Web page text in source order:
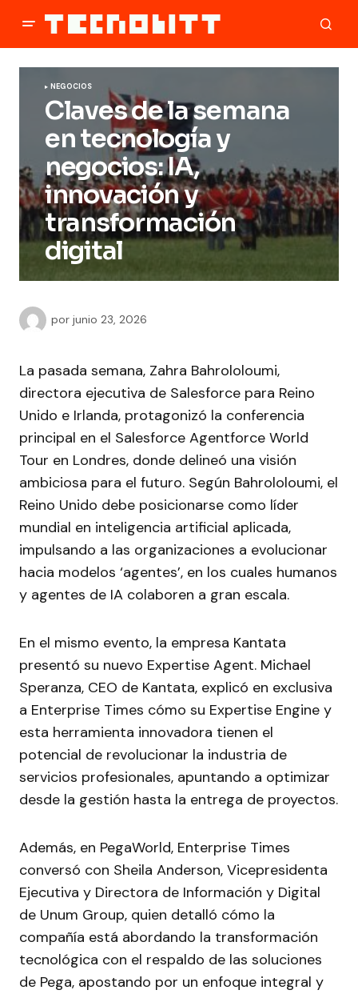
NEGOCIOS
Claves de la semana
en tecnología y
negocios: IA,
innovación y
transformación
digital
por junio 23, 2026
La pasada semana, Zahra Bahrololoumi,
directora ejecutiva de Salesforce para Reino
Unido e Irlanda, protagonizó la conferencia
principal en el Salesforce Agentforce World
Tour en Londres, donde delineó una visión
ambiciosa para el futuro. Según Bahrololoumi, el
Reino Unido debe posicionarse como líder
mundial en inteligencia artificial aplicada,
impulsando a las organizaciones a evolucionar
hacia modelos ‘agentes’, en los cuales humanos
y agentes de IA colaboren a gran escala.
En el mismo evento, la empresa Kantata
presentó su nuevo Expertise Agent. Michael
Speranza, CEO de Kantata, explicó en exclusiva
a Enterprise Times cómo su Expertise Engine y
esta herramienta innovadora tienen el
potencial de revolucionar la industria de
servicios profesionales, apuntando a optimizar
desde la gestión hasta la entrega de proyectos.
Además, en PegaWorld, Enterprise Times
conversó con Sheila Anderson, Vicepresidenta
Ejecutiva y Directora de Información y Digital
de Unum Group, quien detalló cómo la
compañía está abordando la transformación
tecnológica con el respaldo de las soluciones
de Pega, apostando por un enfoque integral y